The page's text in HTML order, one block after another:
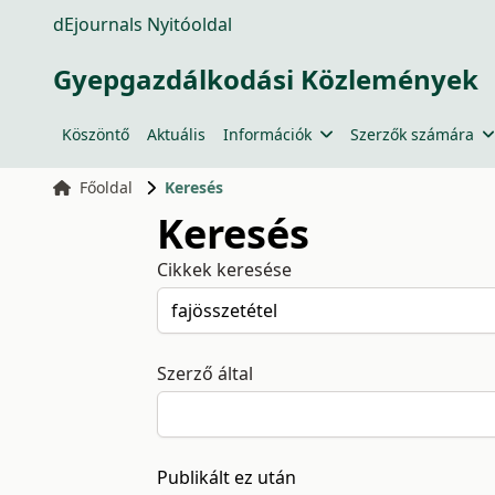
dEjournals Nyitóoldal
Gyepgazdálkodási Közlemények
Köszöntő Aktuális Információk Szerzők számára
Főoldal Keresés
Keresés
Cikkek keresése
Szerző által
Publikált ez után